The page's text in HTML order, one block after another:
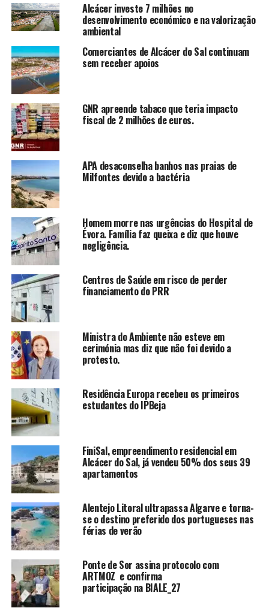
Alcácer investe 7 milhões no
desenvolvimento económico e na valorização
ambiental
Comerciantes de Alcácer do Sal continuam
sem receber apoios
GNR apreende tabaco que teria impacto
fiscal de 2 milhões de euros.
APA desaconselha banhos nas praias de
Milfontes devido a bactéria
Homem morre nas urgências do Hospital de
Évora. Família faz queixa e diz que houve
negligência.
Centros de Saúde em risco de perder
financiamento do PRR
Ministra do Ambiente não esteve em
cerimónia mas diz que não foi devido a
protesto.
Residência Europa recebeu os primeiros
estudantes do IPBeja
FiniSal, empreendimento residencial em
Alcácer do Sal, já vendeu 50% dos seus 39
apartamentos
Alentejo Litoral ultrapassa Algarve e torna-
se o destino preferido dos portugueses nas
férias de verão
Ponte de Sor assina protocolo com
ARTMOZ e confirma
participação na BIALE_27